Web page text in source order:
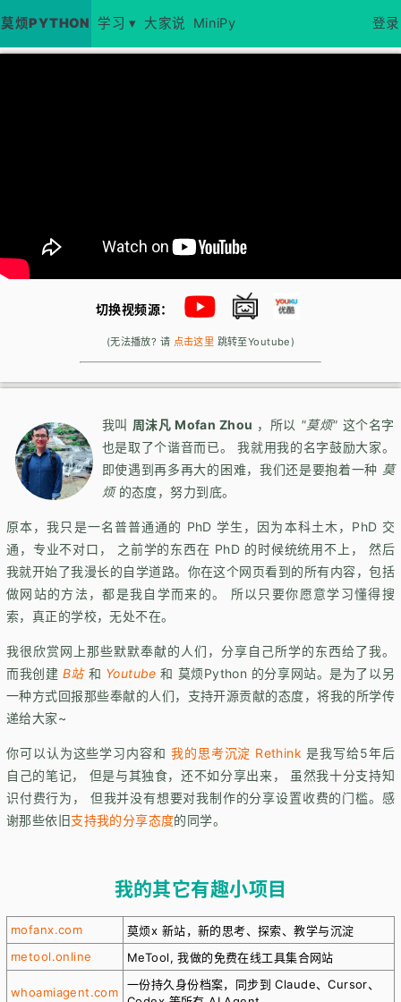
莫烦PYTHON 学习 ▾ 大家说 MiniPy 登录
切换视频源：
(无法播放? 请 点击这里 跳转至Youtube)
我叫 周沫凡 Mofan Zhou ，所以 "莫烦" 这个名字
也是取了个谐音而已。 我就用我的名字鼓励大家。
即使遇到再多再大的困难，我们还是要抱着一种 莫
烦的态度，努力到底。
原本，我只是一名普普通通的 PhD 学生，因为本科土木，PhD 交
通，专业不对口， 之前学的东西在 PhD 的时候统统用不上， 然后
我就开始了我漫长的自学道路。你在这个网页看到的所有内容，包括
做网站的方法，都是我自学而来的。 所以只要你愿意学习懂得搜
索，真正的学校，无处不在。
我很欣赏网上那些默默奉献的人们，分享自己所学的东西给了我。
而我创建 B站和 Youtube 和 莫烦Python 的分享网站。是为了以另
一种方式回报那些奉献的人们，支持开源贡献的态度，将我的所学传
递给大家~
你可以认为这些学习内容和 我的思考沉淀 Rethink 是我写给5年后
自己的笔记， 但是与其独食，还不如分享出来， 虽然我十分支持知
识付费行为， 但我并没有想要对我制作的分享设置收费的门槛。感
谢那些依旧支持我的分享态度的同学。
我的其它有趣小项目
mofanx.com
莫烦x 新站，新的思考、探索、教学与沉淀
metool.online
MeTool, 我做的免费在线工具集合网站
whoamiagent.com
一份持久身份档案，同步到 Claude、Cursor、